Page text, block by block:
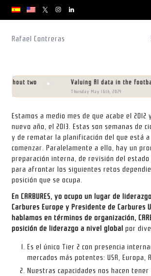
Skip
content
youtube.com
youtube.comx.com/rafacontrerasch
instagram.com
youtube.com
Rafael Contreras
two Valuing AI data in the football
Thursday May 16th, 2024
Estamos a medio mes de que acabe el 2012
nuevo año, el 2013. Estas son semanas de
y de rematar la planificación del que está
comenzar. Paralelamente a ello, hay un
preparación interna, de revisión del estado
para afrontar los siguientes retos
posición que se ocupa.
En CARBURES, yo ocupo un lugar de
Carbures Europe y Presidente de Carbures
hablamos en términos de organización,
posición de liderazgo a nivel global por
Es el único Tier 2 con presencia
mercados más potentes: USA, Europa,
Nuestras capacidades nos hacen